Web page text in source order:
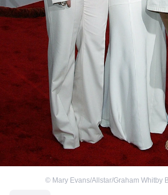
© Mary Evans/Allstar/Graham Whitby